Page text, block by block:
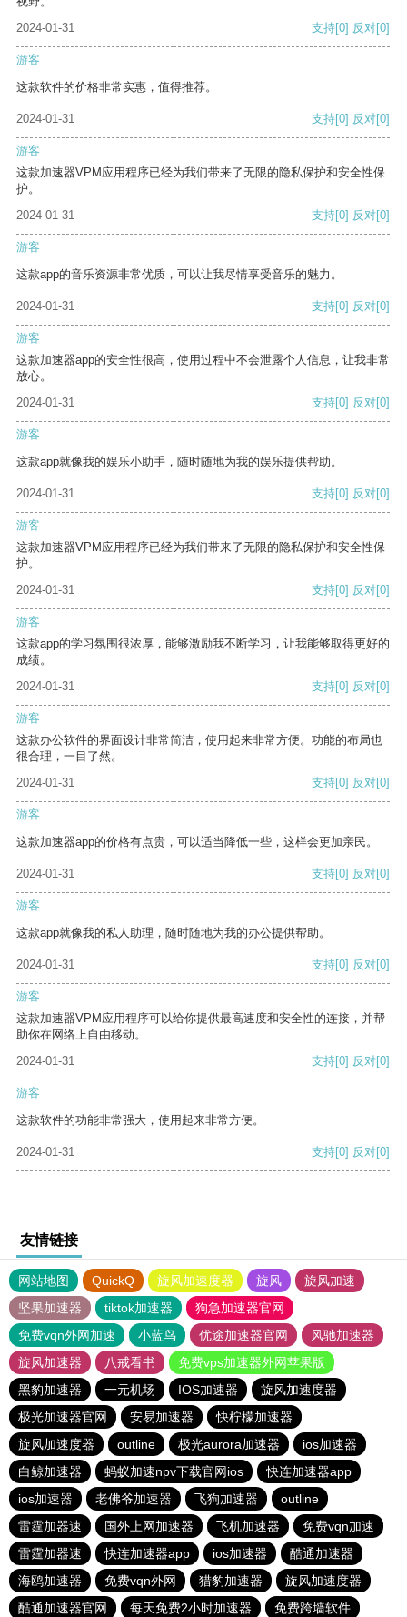
2024-01-31
支持[0] 反对[0]
游客
这款软件的价格非常实惠，值得推荐。
2024-01-31 支持[0] 反对[0]
游客
这款加速器VPM应用程序已经为我们带来了无限的隐私保护和安全性保
护。
2024-01-31
支持[0] 反对[0]
游客
这款app的音乐资源非常优质，可以让我尽情享受音乐的魅力。
2024-01-31 支持[0] 反对[0]
游客
这款加速器app的安全性很高，使用过程中不会泄露个人信息，让我非常
放心。
2024-01-31
支持[0] 反对[0]
游客
这款app就像我的娱乐小助手，随时随地为我的娱乐提供帮助。
2024-01-31 支持[0] 反对[0]
游客
这款加速器VPM应用程序已经为我们带来了无限的隐私保护和安全性保
护。
2024-01-31
支持[0] 反对[0]
游客
这款app的学习氛围很浓厚，能够激励我不断学习，让我能够取得更好的
成绩。
2024-01-31
支持[0] 反对[0]
游客
这款办公软件的界面设计非常简洁，使用起来非常方便。功能的布局也
很合理，一目了然。
2024-01-31
支持[0] 反对[0]
游客
这款加速器app的价格有点贵，可以适当降低一些，这样会更加亲民。
2024-01-31 支持[0] 反对[0]
游客
这款app就像我的私人助理，随时随地为我的办公提供帮助。
2024-01-31 支持[0] 反对[0]
游客
这款加速器VPM应用程序可以给你提供最高速度和安全性的连接，并帮
助你在网络上自由移动。
2024-01-31
支持[0] 反对[0]
游客
这款软件的功能非常强大，使用起来非常方便。
2024-01-31 支持[0] 反对[0]
友情链接
网站地图 QuickQ 旋风加速度器 旋风
旋风加速
坚果加速器
tiktok加速器
狗急加速器官网
免费vqn外网加速
小蓝鸟 优途加速器官网
风驰加速器
旋风加速器
八戒看书
免费vps加速器外网苹果版
黑豹加速器
一元机场 IOS加速器
旋风加速度器
极光加速器官网
安易加速器
快柠檬加速器
旋风加速度器
outline 极光aurora加速器
ios加速器
白鲸加速器
蚂蚁加速npv下载官网ios
快连加速器app
ios加速器
老佛爷加速器 飞狗加速器
outline
雷霆加器速
国外上网加速器 飞机加速器
免费vqn加速
雷霆加器速
快连加速器app ios加速器
酷通加速器
海鸥加速器
免费vqn外网 猎豹加速器
旋风加速度器
酷通加速器官网
每天免费2小时加速器 免费跨墙软件